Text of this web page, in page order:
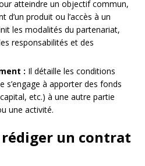
atteindre un objectif commun,
d’un produit ou l’accès à un
les modalités du partenariat,
responsabilités et des
: Il détaille les conditions
s’engage à apporter des fonds
etc.) à une autre partie
une activité.
un contrat